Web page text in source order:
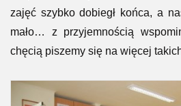
zajęć szybko dobiegł końca, a
mało… z przyjemnością
chęcią piszemy się na więcej